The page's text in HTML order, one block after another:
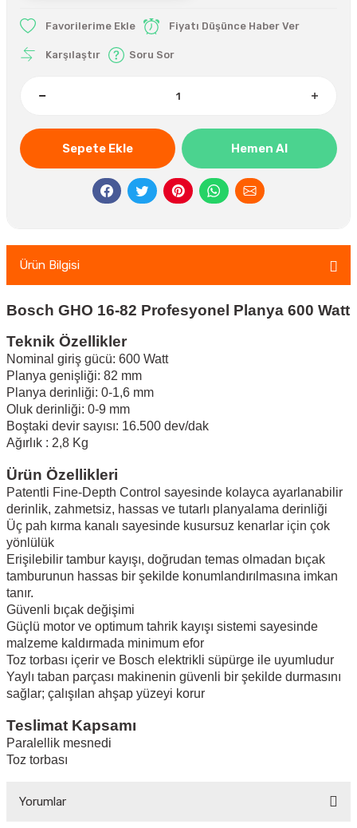
Fiyatı Düşünce Haber Ver
Karşılaştır Soru Sor
Sepete Ekle Hemen Al
Ürün Bilgisi
Bosch GHO 16-82 Profesyonel Planya 600 Watt
Teknik Özellikler
Nominal giriş gücü: 600 Watt
Planya genişliği: 82 mm
Planya derinliği: 0-1,6 mm
Oluk derinliği: 0-9 mm
Boştaki devir sayısı: 16.500 dev/dak
Ağırlık : 2,8 Kg
Ürün Özellikleri
Patentli Fine-Depth Control sayesinde kolayca ayarlanabilir
derinlik, zahmetsiz, hassas ve tutarlı planyalama derinliği
Üç pah kırma kanalı sayesinde kusursuz kenarlar için çok
yönlülük
Erişilebilir tambur kayışı, doğrudan temas olmadan bıçak
tamburunun hassas bir şekilde konumlandırılmasına imkan
tanır.
Güvenli bıçak değişimi
Güçlü motor ve optimum tahrik kayışı sistemi sayesinde
malzeme kaldırmada minimum efor
Toz torbası içerir ve Bosch elektrikli süpürge ile uyumludur
Yaylı taban parçası makinenin güvenli bir şekilde durmasını
sağlar; çalışılan ahşap yüzeyi korur
Teslimat Kapsamı
Paralellik mesnedi
Toz torbası
Yorumlar